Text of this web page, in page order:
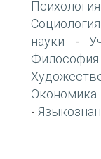
Психология
Социология
науки -
Философия
Экономика
-